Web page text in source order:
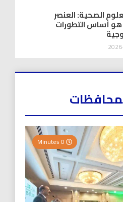
الصحية: العنصر
هو أساس التطورات